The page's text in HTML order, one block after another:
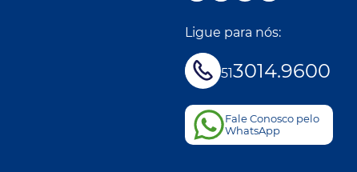
Ligue para nós:
513014.9600
Fale Conosco pelo
WhatsApp